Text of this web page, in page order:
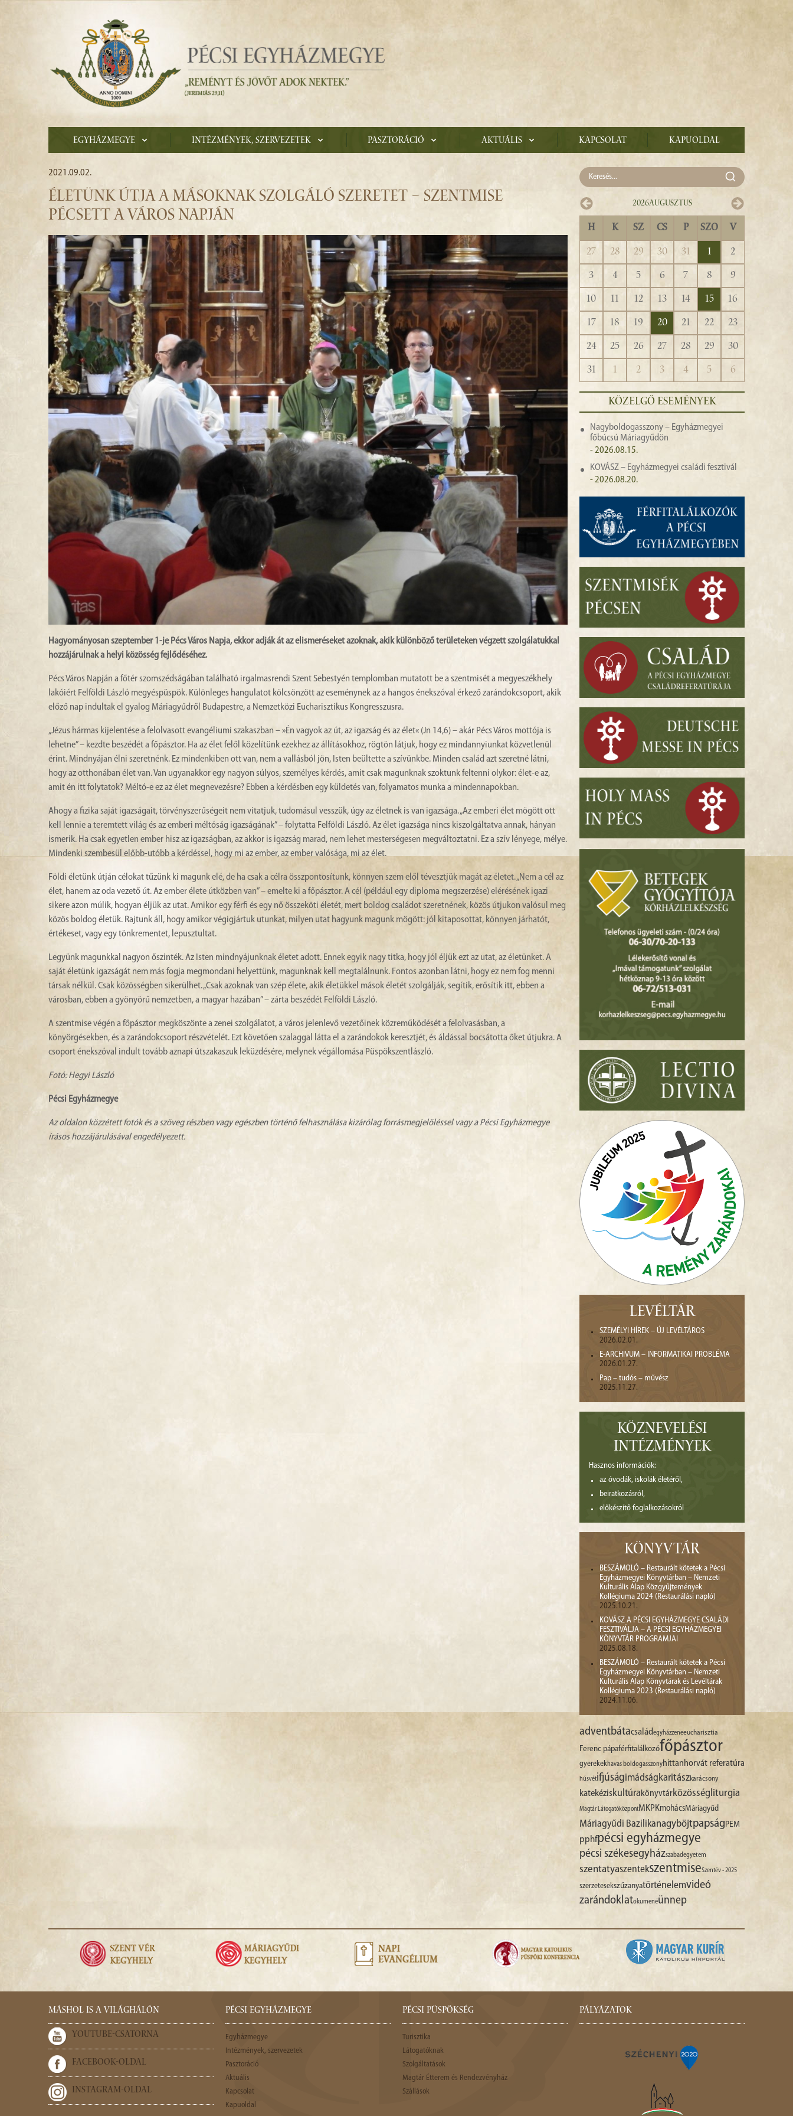
Egyházmegye Intézmények, szervezetek Pasztoráció Aktuális Kapcsolat Kapuoldal
2021.09.02.
ÉLETÜNK ÚTJA A MÁSOKNAK SZOLGÁLÓ SZERETET – SZENTMISE
PÉCSETT A VÁROS NAPJÁN
Hagyományosan szeptember 1-je Pécs Város Napja, ekkor adják át az elismeréseket azoknak, akik különböző területeken végzett szolgálatukkal
hozzájárulnak a helyi közösség fejlődéséhez.
Pécs Város Napján a főtér szomszédságában található irgalmasrendi Szent Sebestyén templomban mutatott be a szentmisét a megyeszékhely
lakóiért Felföldi László megyéspüspök. Különleges hangulatot kölcsönzött az eseménynek az a hangos énekszóval érkező zarándokcsoport, akik
előző nap indultak el gyalog Máriagyűdről Budapestre, a Nemzetközi Eucharisztikus Kongresszusra.
„Jézus hármas kijelentése a felolvasott evangéliumi szakaszban – »Én vagyok az út, az igazság és az élet« (Jn 14,6) – akár Pécs Város mottója is
lehetne” – kezdte beszédét a főpásztor. Ha az élet felől közelítünk ezekhez az állításokhoz, rögtön látjuk, hogy ez mindannyiunkat közvetlenül
érint. Mindnyájan élni szeretnénk. Ez mindenkiben ott van, nem a vallásból jön, Isten beültette a szívünkbe. Minden család azt szeretné látni,
hogy az otthonában élet van. Van ugyanakkor egy nagyon súlyos, személyes kérdés, amit csak magunknak szoktunk feltenni olykor: élet-e az,
amit én itt folytatok? Méltó-e ez az élet megnevezésre? Ebben a kérdésben egy küldetés van, folyamatos munka a mindennapokban.
Ahogy a fizika saját igazságait, törvényszerűségeit nem vitatjuk, tudomásul vesszük, úgy az életnek is van igazsága. „Az emberi élet mögött ott
kell lennie a teremtett világ és az emberi méltóság igazságának” – folytatta Felföldi László. Az élet igazsága nincs kiszolgáltatva annak, hányan
ismerik. Ha csak egyetlen ember hisz az igazságban, az akkor is igazság marad, nem lehet mesterségesen megváltoztatni. Ez a szív lényege, mélye.
Mindenki szembesül előbb-utóbb a kérdéssel, hogy mi az ember, az ember valósága, mi az élet.
Földi életünk útján célokat tűzünk ki magunk elé, de ha csak a célra összpontosítunk, könnyen szem elől tévesztjük magát az életet. „Nem a cél az
élet, hanem az oda vezető út. Az ember élete útközben van” – emelte ki a főpásztor. A cél (például egy diploma megszerzése) elérésének igazi
sikere azon múlik, hogyan éljük az utat. Amikor egy férfi és egy nő összeköti életét, mert boldog családot szeretnének, közös útjukon valósul meg
közös boldog életük. Rajtunk áll, hogy amikor végigjártuk utunkat, milyen utat hagyunk magunk mögött: jól kitaposottat, könnyen járhatót,
értékeset, vagy egy tönkrementet, lepusztultat.
Legyünk magunkkal nagyon őszinték. Az Isten mindnyájunknak életet adott. Ennek egyik nagy titka, hogy jól éljük ezt az utat, az életünket. A
saját életünk igazságát nem más fogja megmondani helyettünk, magunknak kell megtalálnunk. Fontos azonban látni, hogy ez nem fog menni
társak nélkül. Csak közösségben sikerülhet. „Csak azoknak van szép élete, akik életükkel mások életét szolgálják, segítik, erősítik itt, ebben a
városban, ebben a gyönyörű nemzetben, a magyar hazában” – zárta beszédét Felföldi László.
A szentmise végén a főpásztor megköszönte a zenei szolgálatot, a város jelenlevő vezetőinek közreműködését a felolvasásban, a
könyörgésekben, és a zarándokcsoport részvételét. Ezt követően szalaggal látta el a zarándokok keresztjét, és áldással bocsátotta őket útjukra. A
csoport énekszóval indult tovább aznapi útszakaszuk leküzdésére, melynek végállomása Püspökszentlászló.
Fotó: Hegyi László
Pécsi Egyházmegye
Az oldalon közzétett fotók és a szöveg részben vagy egészben történő felhasználása kizárólag forrásmegjelöléssel vagy a Pécsi Egyházmegye
írásos hozzájárulásával engedélyezett.
2026Augusztus
H K SZ CS P SZO V
27 28 29 30 31 1
2
3
4 5 6 7 8
9
10
11 12 13 14 15
16
17
18 19 20 21 22
23
24
25 26 27 28 29
30
31
1 2 3 4 5 6
KÖZELGŐ ESEMÉNYEK
Nagyboldogasszony – Egyházmegyei
főbúcsú Máriagyűdön
- 2026.08.15.
KOVÁSZ – Egyházmegyei családi fesztivál
- 2026.08.20.
LEVÉLTÁR
SZEMÉLYI HÍREK – ÚJ LEVÉLTÁROS
2026.02.01.
E-ARCHIVUM – INFORMATIKAI PROBLÉMA
2026.01.27.
Pap – tudós – művész
2025.11.27.
KÖZNEVELÉSI
INTÉZMÉNYEK
Hasznos információk:
az óvodák, iskolák életéről,
beiratkozásról,
előkészítő foglalkozásokról
KÖNYVTÁR
BESZÁMOLÓ – Restaurált kötetek a Pécsi
Egyházmegyei Könyvtárban – Nemzeti
Kulturális Alap Közgyűjtemények
Kollégiuma 2024 (Restaurálási napló)
2025.10.21.
KOVÁSZ A PÉCSI EGYHÁZMEGYE CSALÁDI
FESZTIVÁLJA – A PÉCSI EGYHÁZMEGYEI
KÖNYVTÁR PROGRAMJAI
2025.08.18.
BESZÁMOLÓ – Restaurált kötetek a Pécsi
Egyházmegyei Könyvtárban – Nemzeti
Kulturális Alap Könyvtárak és Levéltárak
Kollégiuma 2023 (Restaurálási napló)
2024.11.06.
adventbátacsaládegyházzeneeucharisztia
Ferenc pápaférfitalálkozófőpásztor
gyerekekhavas boldogasszonyhittanhorvát referatúra
húsvétifjúságimádságkaritászkarácsony
katekéziskultúra könyvtárközösségliturgia
Magtár LátogatóközpontMKPKmohácsMáriagyűd
Máriagyűdi Bazilikanagyböjtpapság PEM
pphfpécsi egyházmegye
pécsi székesegyházszabadegyetem
szentatyaszentekszentmiseSzentév - 2025
szerzetesekszűzanyatörténelemvideó
zarándoklatökumenéünnep
MÁSHOL IS A VILÁGHÁLÓN
YOUTUBE-CSATORNA
FACEBOOK-OLDAL
INSTAGRAM-OLDAL
PÉCSI EGYHÁZMEGYE
Egyházmegye
Intézmények, szervezetek
Pasztoráció
Aktuális
Kapcsolat
Kapuoldal
PÉCSI PÜSPÖKSÉG
Turisztika
Látogatóknak
Szolgáltatások
Magtár Étterem és Rendezvényház
Szállások
PÁLYÁZATOK